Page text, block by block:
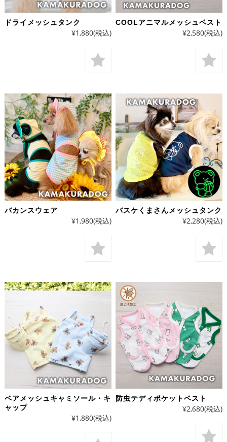
ドライメッシュタンク
¥1,880(税込)
COOLアニマルメッシュベスト
¥2,580(税込)
バカンスウェア
¥1,980(税込)
バスケくまさんメッシュタンク
¥2,280(税込)
ベアメッシュキャミソール・キ
ャップ
¥1,880(税込)
防虫テディポケットベスト
¥2,680(税込)